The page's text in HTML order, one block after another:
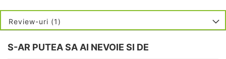
Review-uri 1
S-AR PUTEA SA AI NEVOIE SI DE